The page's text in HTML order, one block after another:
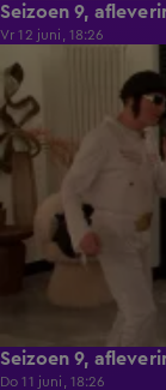
Seizoen 9,
Vr 12 juni, 18:26
21:50
Seizoen 9,
Do 11 juni, 18:26